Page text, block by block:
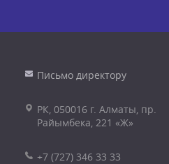
Письмо директору
РК, 050016 г. Алматы, пр.
Райымбека, 221 «Ж»
+7 (727) 346 33 33